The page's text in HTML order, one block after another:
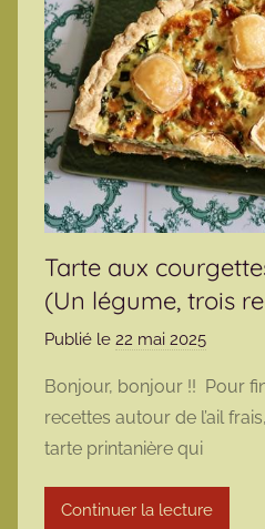
Tarte aux
(Un légume, trois
Publié le 22 mai 2025
r
m
r
m
Bonjour, bonjour !! Pour
recettes autour de l’ail
tarte printanière qui
Continuer la lecture